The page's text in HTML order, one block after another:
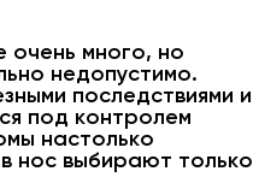
очень много, но
недопустимо.
последствиями и
под контролем
настолько
нос выбирают только